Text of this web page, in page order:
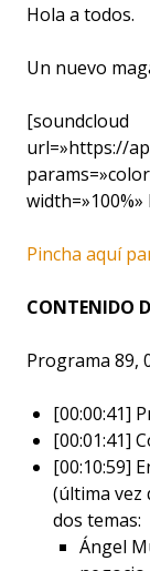
Hola a todos.
Un nuevo
[soundcloud
url=»https://
Pincha aquí
CONTENIDO
Programa 89,
[00:00:41]
[00:01:41]
[00:10:59]
(última vez
dos temas:
Ángel